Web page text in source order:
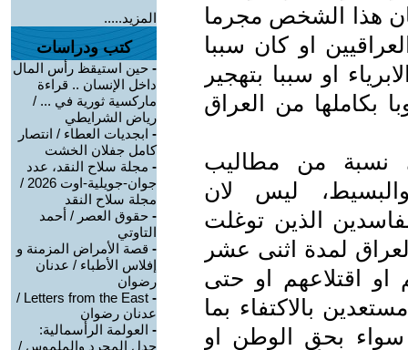
كان هذا الشخص مجرما
او كان سببا
او سببا بتهجير
بكاملها من العراق
نسبة من مطاليب
ليس لان
الذين توغلت
لمدة اثنى عشر
او اقتلاعهم او حتى
بالاكتفاء بما
سواء بحق الوطن او
المزيد.....
كتب ودراسات
- حين استيقظ رأس المال
داخل الإنسان .. قراءة
ماركسية ثورية في ... /
رياض الشرايطي
- ابجديات العطاء / انتصار
كامل جفلان الخشت
- مجلة سلاح النقد، عدد
جوان-جويلية-اوت 2026 /
مجلة سلاح النقد
- حقوق العصر / أحمد
التاوتي
- قصة الأمراض المزمنة و
إفلاس الأطباء / عدنان
رضوان
-
Letters from the East /
عدنان رضوان
- العولمة الرأسمالية:
جدل المجرد والملموس /